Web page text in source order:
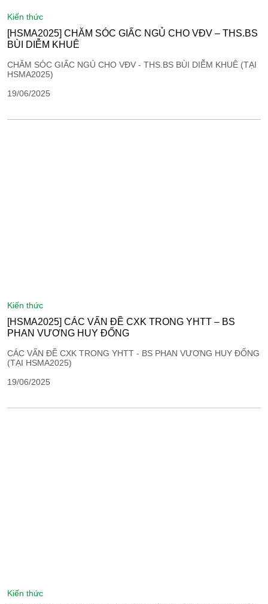
kiến thức
[HSMA2025] CHĂM SÓC GIẤC NGỦ CHO VĐV – THS.BS
BÙI DIỄM KHUÊ
CHĂM SÓC GIẤC NGỦ CHO VĐV - THS.BS BÙI DIỄM KHUÊ (TẠI
HSMA2025)
19/06/2025
kiến thức
[HSMA2025] CÁC VẤN ĐỀ CXK TRONG YHTT – BS
PHAN VƯƠNG HUY ĐỔNG
CÁC VẤN ĐỀ CXK TRONG YHTT - BS PHAN VƯƠNG HUY ĐỔNG
(TẠI HSMA2025)
19/06/2025
kiến thức